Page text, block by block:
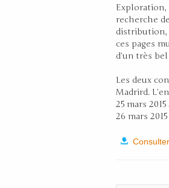
Exploration,
recherche
distribution,
ces pages
d’un très
Les deux
Madrird.
25 mars
26 mars